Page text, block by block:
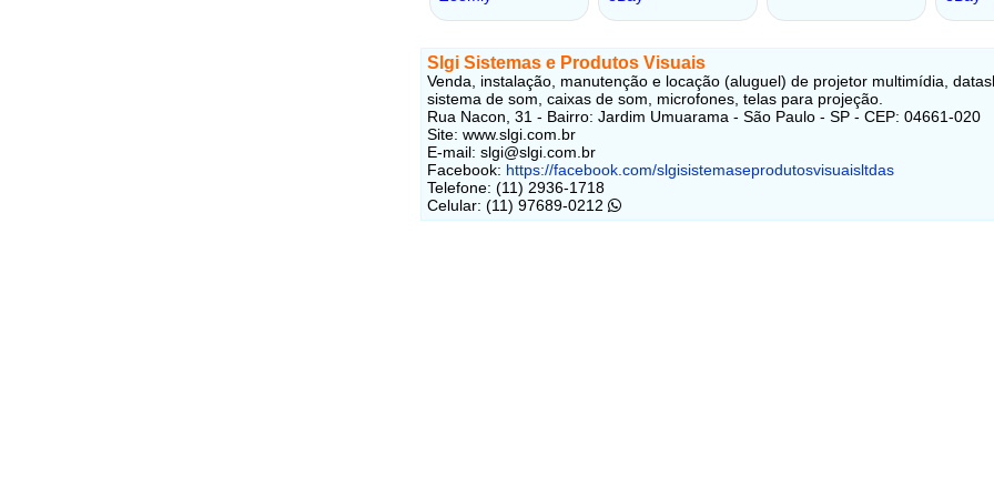
Slgi Sistemas e Produtos Visuais
Venda, instalação, manutenção e locação (aluguel) de projetor multimídia,
sistema de som, caixas de som, microfones, telas para projeção.
Rua Nacon, 31 - Bairro: Jardim Umuarama - São Paulo - SP - CEP: 04661-020
Site: www.slgi.com.br
E-mail: slgi@slgi.com.br
Facebook: https://facebook.com/slgisistemaseprodutosvisuaisltdas
Telefone: (11) 2936-1718
Celular: (11) 97689-0212